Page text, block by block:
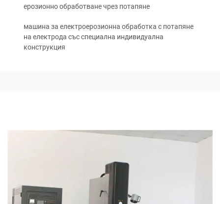
ерозионно обработване чрез потапяне
машина за електроерозионна обработка с потапяне
на електрода със специална индивидуална
конструкция